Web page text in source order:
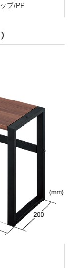
プ/PP